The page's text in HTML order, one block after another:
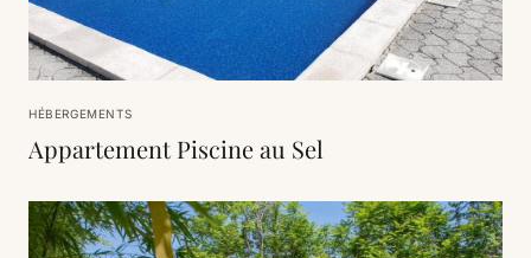
HÉBERGEMENTS
Appartement Piscine au Sel